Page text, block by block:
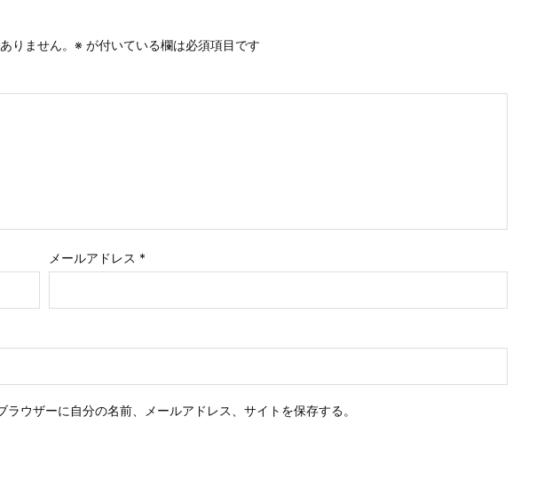
りません。 ※ が付いている欄は必須項目です
メールアドレス *
ウザーに自分の名前、メールアドレス、サイトを保存する。